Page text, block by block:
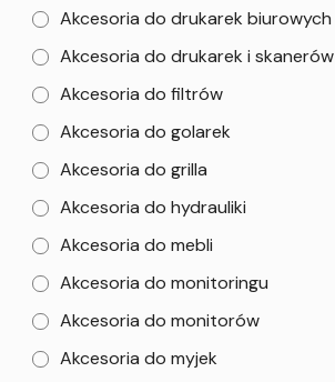
Akcesoria do drukarek biurowych
Akcesoria do drukarek i skanerów
Akcesoria do filtrów
Akcesoria do golarek
Akcesoria do grilla
Akcesoria do hydrauliki
Akcesoria do mebli
Akcesoria do monitoringu
Akcesoria do monitorów
Akcesoria do myjek